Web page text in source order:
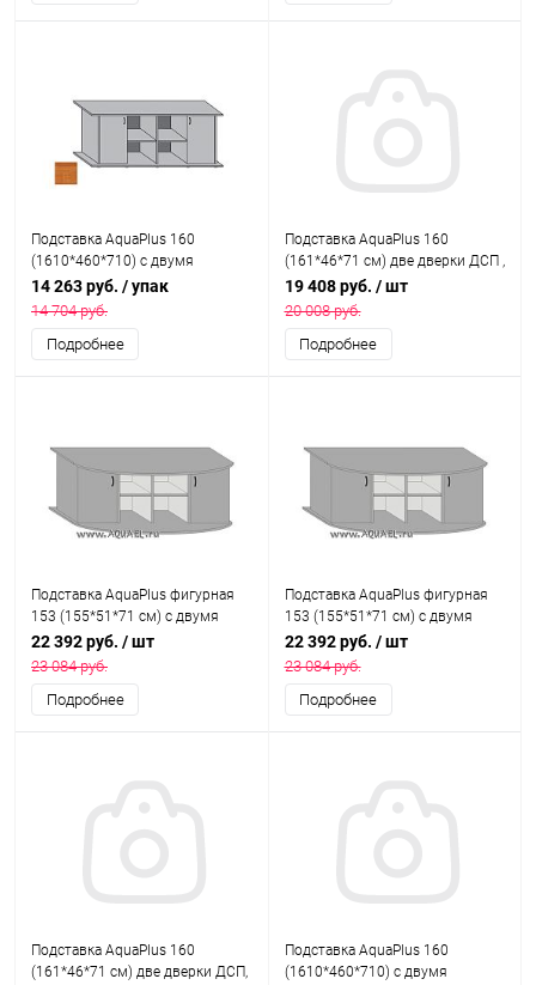
Подставка AquaPlus 160
(1610*460*710) с двумя
дверками ДСП по краям, ольха,
в коробке , ПВХ
14 263 руб. / упак
14 704 руб.
Подробнее
Подставка AquaPlus 160
(161*46*71 см) две дверки ДСП ,
белое дерево, собранная,
подходит для модели
аквариума LUX П540
19 408 руб. / шт
20 008 руб.
Подробнее
Подставка AquaPlus фигурная
153 (155*51*71 см) с двумя
дверками ДСП по краям, венге,
собранная, подходит для
модели аквариума LUX Ф380
22 392 руб. / шт
23 084 руб.
Подробнее
Подставка AquaPlus фигурная
153 (155*51*71 см) с двумя
дверками ДСП по краям, орех,
собранная, подходит для
модели аквариума LUX Ф380
22 392 руб. / шт
23 084 руб.
Подробнее
Подставка AquaPlus 160
(161*46*71 см) две дверки ДСП,
Подставка AquaPlus 160
(1610*460*710) с двумя